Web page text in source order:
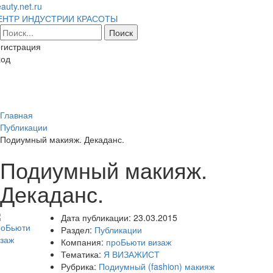
ИНДУСТРИИ КРАСОТЫ
Главная
Публикации
Подиумный макияж. Декаданс.
Подиумный макияж.
Декаданс.
Дата публикации: 23.03.2015
Раздел: Публикации
Компания: проБьюти визаж
Тематика: Я ВИЗАЖИСТ
Рубрика: Подиумный (fashion) макияж